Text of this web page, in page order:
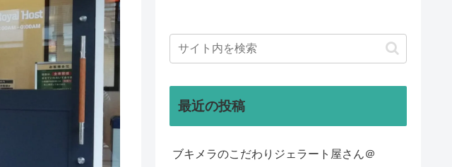
最近の投稿
ブキメラのこだわりジェラート屋さん＠